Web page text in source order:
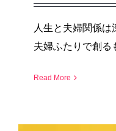
人生と夫婦関係
夫婦ふたりで創る
Read More